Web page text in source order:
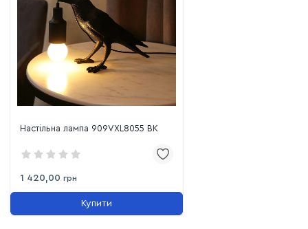
Настільна лампа 909VXL8055 BK
1 420,00 грн
Купити